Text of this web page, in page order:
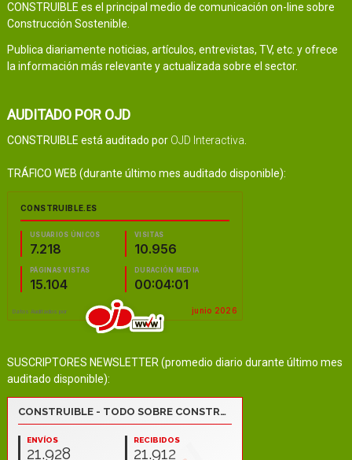
CONSTRUIBLE es el principal medio de comunicación on-line sobre
Construcción Sostenible.
Publica diariamente noticias, artículos, entrevistas, TV, etc. y ofrece
la información más relevante y actualizada sobre el sector.
AUDITADO POR OJD
CONSTRUIBLE está auditado por OJD Interactiva
TRÁFICO WEB (durante último mes auditado disponible):
SUSCRIPTORES NEWSLETTER (promedio diario durante último mes
auditado disponible):